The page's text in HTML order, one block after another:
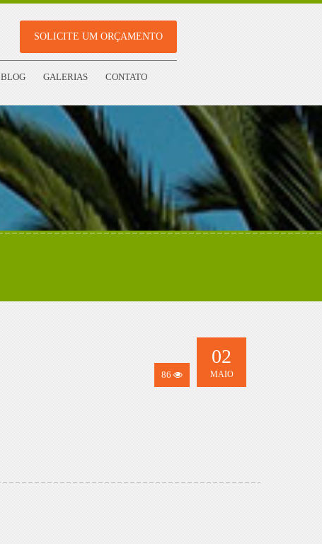
SOLICITE UM ORÇAMENTO
BLOG GALERIAS CONTATO
86
02
MAIO